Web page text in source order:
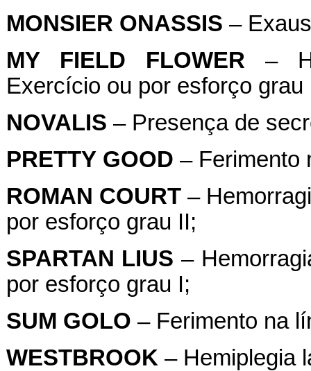
MONSIER ONASSIS –
MY
FIELD FLOWER –
Exercício ou por esforço grau
NOVALIS – Presença de
PRETTY GOOD – Ferimento
ROMAN COURT–
por esforço grau II;
SPARTAN LIUS –
por esforço grau I;
SUM GOLO – Ferimento na
WESTBROOK – Hemiplegia